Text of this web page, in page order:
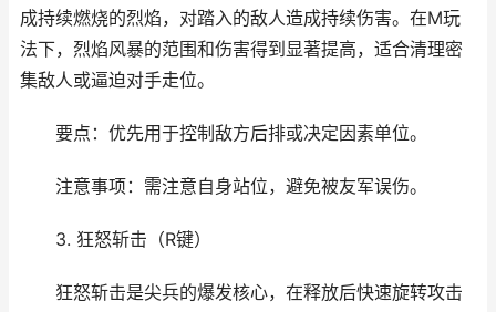
成持续燃烧的烈焰，对踏入的敌人造成持续伤害。在M玩
法下，烈焰风暴的范围和伤害得到显著提高，适合清理密
集敌人或逼迫对手走位。
要点：优先用于控制敌方后排或决定因素单位。
注意事项：需注意自身站位，避免被友军误伤。
3. 狂怒斩击（R键）
狂怒斩击是尖兵的爆发核心，在释放后快速旋转攻击